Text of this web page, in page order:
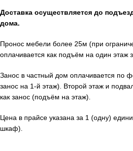
Доставка осуществляется до
дома.
Пронос мебели более 25м (при
оплачивается как подъём на один этаж
Занос в частный дом оплачивается по
занос на 1-й этаж). Второй этаж и
как занос (подъём на этаж).
Цена в прайсе указана за 1 (одну)
шкаф).